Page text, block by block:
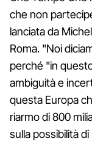
che non
lanciata da
Roma. "Noi
perché "in
ambiguità e
questa Europa
riarmo di 800
sulla possibilità